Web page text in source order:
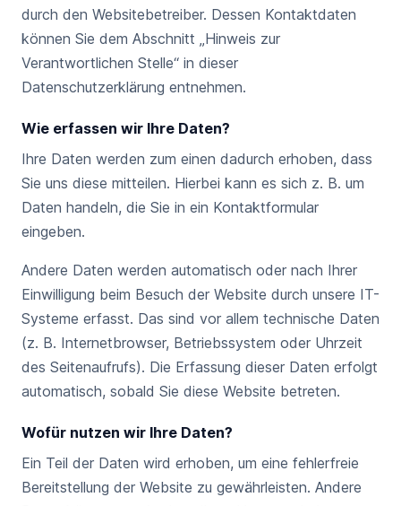
durch den Websitebetreiber. Dessen Kontaktdaten
können Sie dem Abschnitt „Hinweis zur
Verantwortlichen Stelle“ in dieser
Datenschutzerklärung entnehmen.
Wie erfassen wir Ihre Daten?
Ihre Daten werden zum einen dadurch erhoben, dass
Sie uns diese mitteilen. Hierbei kann es sich z. B. um
Daten handeln, die Sie in ein Kontaktformular
eingeben.
Andere Daten werden automatisch oder nach Ihrer
Einwilligung beim Besuch der Website durch unsere IT-
Systeme erfasst. Das sind vor allem technische Daten
(z. B. Internetbrowser, Betriebssystem oder Uhrzeit
des Seitenaufrufs). Die Erfassung dieser Daten erfolgt
automatisch, sobald Sie diese Website betreten.
Wofür nutzen wir Ihre Daten?
Ein Teil der Daten wird erhoben, um eine fehlerfreie
Bereitstellung der Website zu gewährleisten. Andere